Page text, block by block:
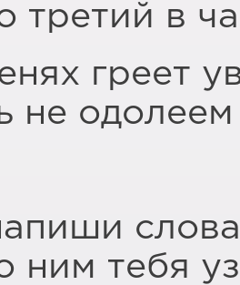
третий в
греет
не
ним тебя